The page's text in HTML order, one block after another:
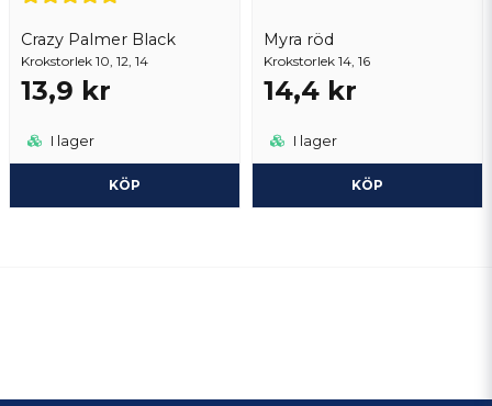
Crazy Palmer Black
Krokstorlek 10, 12, 14
13,9 kr
I lager
KÖP
Myra röd
Krokstorlek 14, 16
14,4 kr
I lager
KÖP